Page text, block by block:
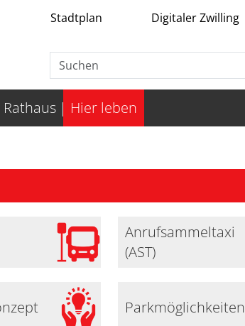
Stadtplan Digitaler Zwilling
Rathaus Hier leben
Anrufsammeltaxi
(AST)
Parkmöglichkeiten